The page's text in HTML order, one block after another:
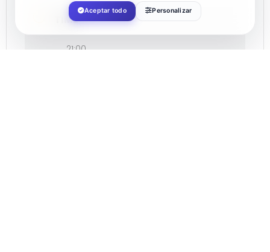
TIME
21:00
Aceptar todo Personalizar